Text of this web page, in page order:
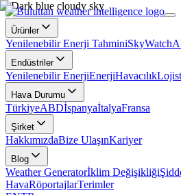
Ürünler
Yenilenebilir Enerji TahminiSkyWatch
Endüstriler
Yenilenebilir EnerjiEnerjiHavacılık
Hava Durumu
TürkiyeABDİspanyaİtalyaFransa
Şirket
HakkımızdaBize UlaşınKariyer
Blog
Weather Generatorİklim Değişikliği
HavaRöportajlarTerimler